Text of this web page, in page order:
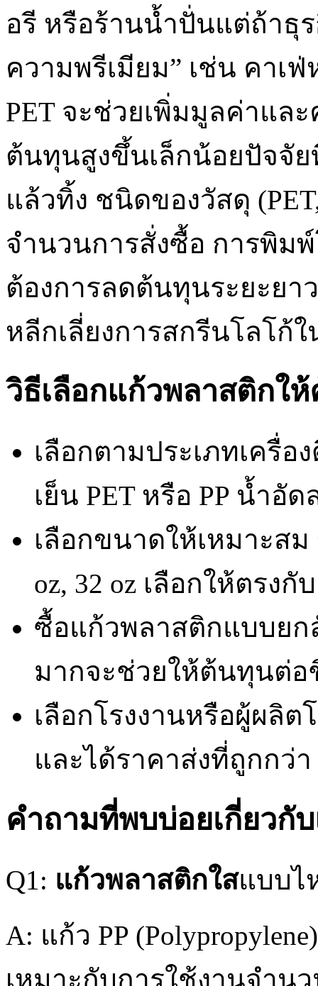
อรี หรือร้านน้ำปั่นแต่ถ้า
ความพรีเมียม” เช่น คาเ
PET จะช่วยเพิ่มมูลค่าแล
ต้นทุนสูงขึ้นเล็กน้อยปัจจั
แล้วทิ้ง ชนิดของวัสดุ
จำนวนการสั่งซื้อ การพิมพ์
ต้องการลดต้นทุนระยะยา
หลีกเลี่ยงการสกรีนโลโก้ใ
วิธีเลือกแก้วพลาสติกใ
เลือกตามประเภทเครื่อ
เย็น PET หรือ PP น้ำอั
เลือกขนาดให้เหมาะส
oz, 32 oz เลือกให้ตรง
ซื้อแก้วพลาสติกแบบยก
มากจะช่วยให้ต้นทุนต่อ
เลือกโรงงานหรือผู้ผลิ
และได้ราคาส่งที่ถูกกว่า
คำถามที่พบบ่อยเกี่ยวกั
Q1: แก้วพลาสติกใสแบบไ
A: แก้ว PP
เหมาะกับการใช้งานจำ